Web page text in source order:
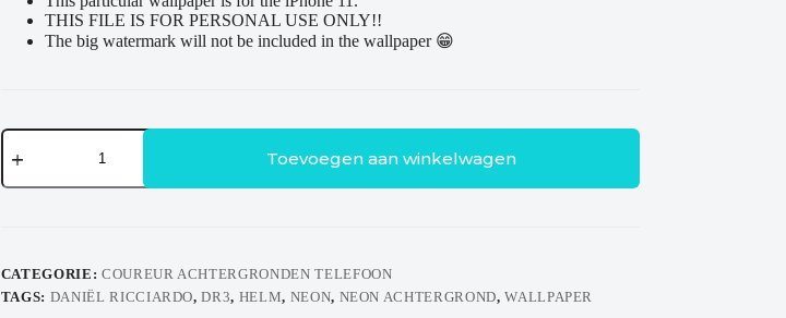
THIS FILE IS FOR PERSONAL USE ONLY!!
The big watermark will not be included in the wallpaper 😁
Neon
Helmet
-
aantal
Toevoegen aan winkelwagen
CATEGORIE: COUREUR ACHTERGRONDEN TELEFOON
TAGS: DANIËL RICCIARDO,DR3, HELM, NEON, NEON ACHTERGROND,WALLPAPER